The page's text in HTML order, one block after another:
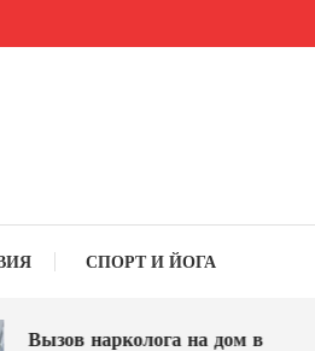
СПОРТ И ЙОГА
нарколога на дом в